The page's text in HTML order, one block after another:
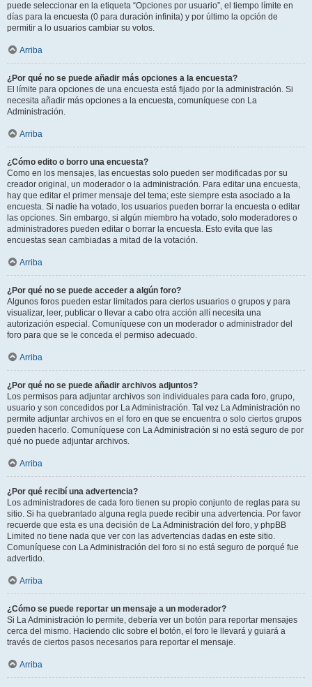
puede seleccionar en la etiqueta “Opciones por usuario”, el tiempo límite en
días para la encuesta (0 para duración infinita) y por último la opción de
permitir a lo usuarios cambiar su votos.
Arriba
¿Por qué no se puede añadir más opciones a la encuesta?
El límite para opciones de una encuesta está fijado por la administración. Si
necesita añadir más opciones a la encuesta, comuníquese con La
Administración.
Arriba
¿Cómo edito o borro una encuesta?
Como en los mensajes, las encuestas solo pueden ser modificadas por su
creador original, un moderador o la administración. Para editar una encuesta,
hay que editar el primer mensaje del tema; este siempre esta asociado a la
encuesta. Si nadie ha votado, los usuarios pueden borrar la encuesta o editar
las opciones. Sin embargo, si algún miembro ha votado, solo moderadores o
administradores pueden editar o borrar la encuesta. Esto evita que las
encuestas sean cambiadas a mitad de la votación.
Arriba
¿Por qué no se puede acceder a algún foro?
Algunos foros pueden estar limitados para ciertos usuarios o grupos y para
visualizar, leer, publicar o llevar a cabo otra acción allí necesita una
autorización especial. Comuníquese con un moderador o administrador del
foro para que se le conceda el permiso adecuado.
Arriba
¿Por qué no se puede añadir archivos adjuntos?
Los permisos para adjuntar archivos son individuales para cada foro, grupo,
usuario y son concedidos por La Administración. Tal vez La Administración no
permite adjuntar archivos en el foro en que se encuentra o solo ciertos grupos
pueden hacerlo. Comuníquese con La Administración si no está seguro de por
qué no puede adjuntar archivos.
Arriba
¿Por qué recibí una advertencia?
Los administradores de cada foro tienen su propio conjunto de reglas para su
sitio. Si ha quebrantado alguna regla puede recibir una advertencia. Por favor
recuerde que esta es una decisión de La Administración del foro, y phpBB
Limited no tiene nada que ver con las advertencias dadas en este sitio.
Comuníquese con La Administración del foro si no está seguro de porqué fue
advertido.
Arriba
¿Cómo se puede reportar un mensaje a un moderador?
Si La Administración lo permite, debería ver un botón para reportar mensajes
cerca del mismo. Haciendo clic sobre el botón, el foro le llevará y guiará a
través de ciertos pasos necesarios para reportar el mensaje.
Arriba